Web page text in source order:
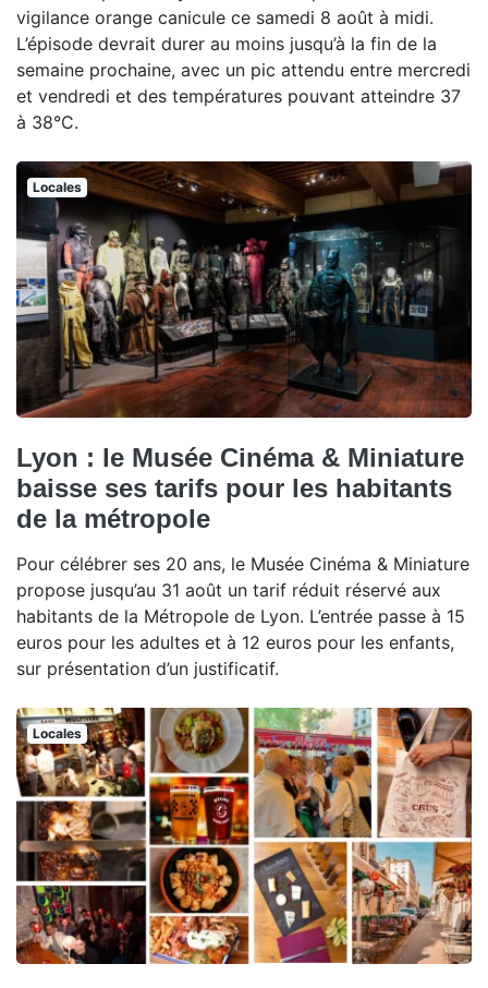
vigilance orange canicule ce samedi 8 août à midi.
L’épisode devrait durer au moins jusqu’à la fin de la
semaine prochaine, avec un pic attendu entre mercredi
et vendredi et des températures pouvant atteindre 37
à 38°C.
Locales
Lyon : le Musée Cinéma & Miniature
baisse ses tarifs pour les habitants
de la métropole
Pour célébrer ses 20 ans, le Musée Cinéma & Miniature
propose jusqu’au 31 août un tarif réduit réservé aux
habitants de la Métropole de Lyon. L’entrée passe à 15
euros pour les adultes et à 12 euros pour les enfants,
sur présentation d’un justificatif.
Locales